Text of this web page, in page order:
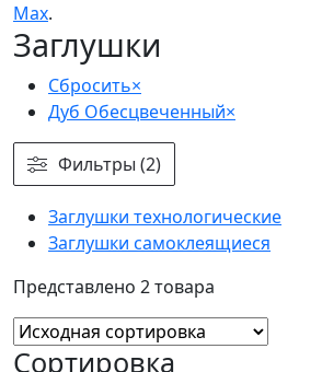
Мах.
Заглушки
Сбросить×
Дуб Обесцвеченный×
Фильтры (2)
Заглушки технологические
Заглушки самоклеящиеся
Представлено 2 товара
Сортировка